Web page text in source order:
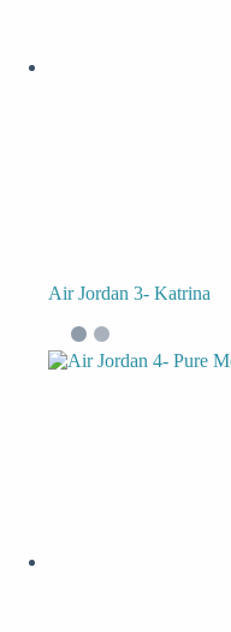
Air Jordan 3- Katrina